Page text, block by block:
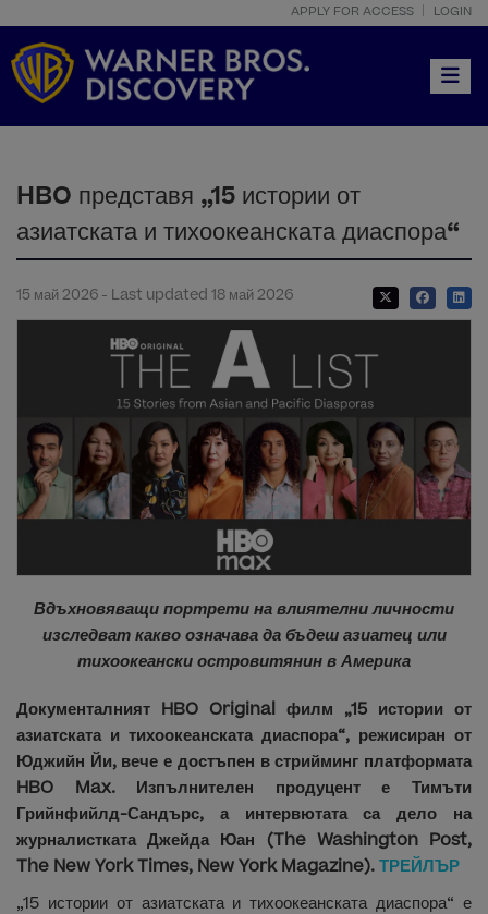
APPLY FOR ACCESS LOGIN
HBO представя „15 истории от
азиатската и тихоокеанската диаспора“
15 май 2026 - Last updated 18 май 2026
Вдъхновяващи портрети на влиятелни личности
изследват какво означава да бъдеш азиатец или
тихоокеански островитянин в Америка
Документалният HBO Original филм „15 истории от
азиатската и тихоокеанската диаспора“, режисиран от
Юджийн Йи, вече е достъпен в стрийминг платформата
HBO Max. Изпълнителен продуцент е Тимъти
Грийнфийлд-Сандърс, а интервютата са дело на
журналистката Джейда Юан (The Washington Post,
The New York Times, New York Magazine). ТРЕЙЛЪР
„15 истории от азиатската и тихоокеанската диаспора“ е